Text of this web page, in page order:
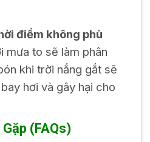
điểm không phù
mưa to sẽ làm phân
khi trời nắng gắt sẽ
hơi và gây hại cho
(FAQs)